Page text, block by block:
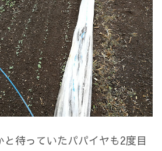
待っていたパパイヤも2度目